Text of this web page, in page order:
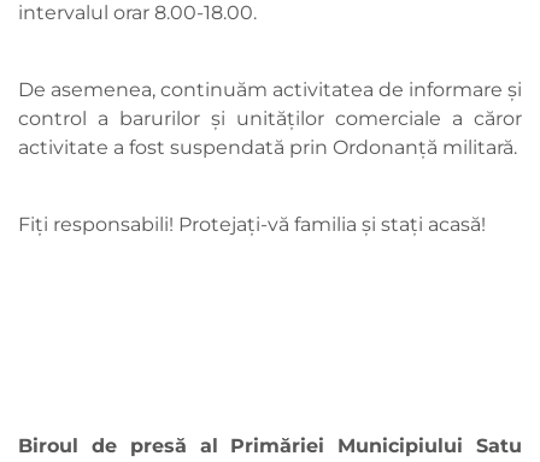
intervalul orar 8.00-18.00.
De asemenea, continuăm activitatea de informare și
control a barurilor și unităților comerciale a căror
activitate a fost suspendată prin Ordonanță militară.
Fiți responsabili! Protejați-vă familia și stați acasă!
Biroul de presă al Primăriei Municipiului Satu